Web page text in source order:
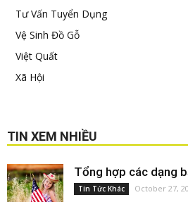
Tư Vấn Tuyển Dụng
Vệ Sinh Đồ Gỗ
Việt Quất
Xã Hội
TIN XEM NHIỀU
Tổng hợp các dạng
Tin Tức Khác October 27,